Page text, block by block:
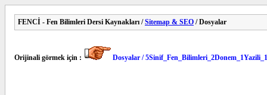
FENCİ - Fen Bilimleri Dersi Kaynakları /Sitemap & SEO / Dosyalar
Orijinali görmek için : Dosyalar /